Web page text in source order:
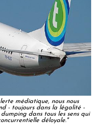
médiatique, nous nous
- toujours dans la légalité -
dans tous les sens qui
déloyale."